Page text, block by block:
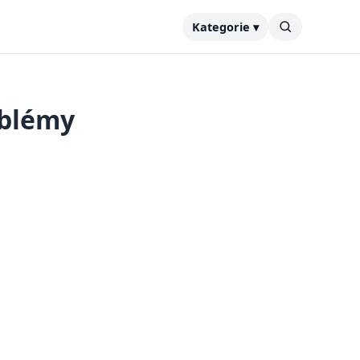
Kategorie ▾